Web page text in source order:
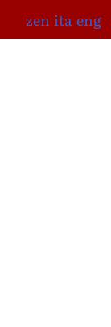
zen ita eng